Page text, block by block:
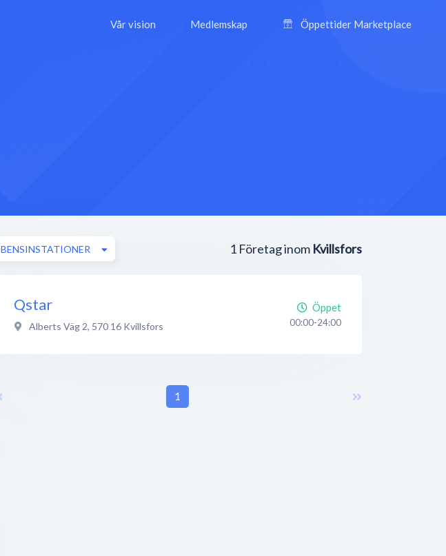
Vår vision Medlemskap Öppettider Marketplace
1 Företag inom Kvillsfors
BENSINSTATIONER
Qstar
Alberts Väg 2, 570 16 Kvillsfors
Öppet
00:00-24:00
1